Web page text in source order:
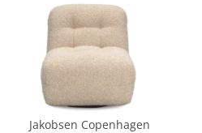
Jakobsen Copenhagen